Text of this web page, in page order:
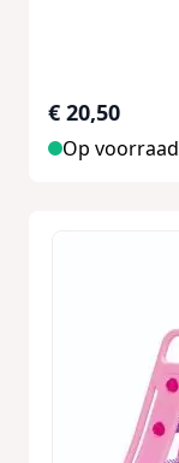
€ 20,50
Op voorraad